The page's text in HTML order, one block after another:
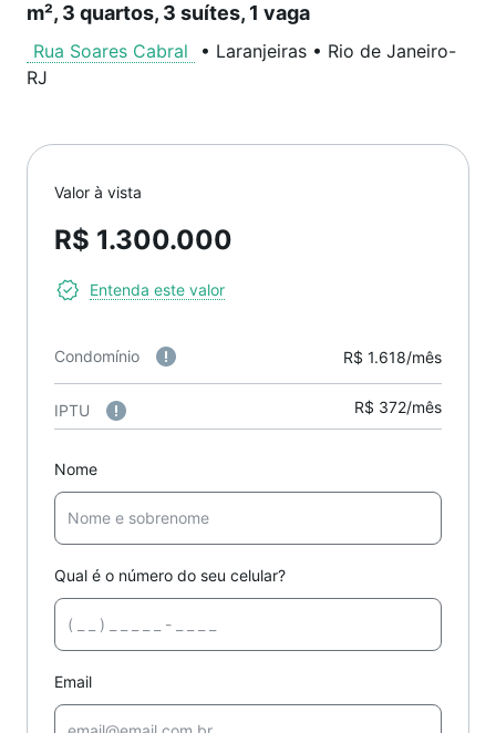
m², 3 quartos, 3 suítes, 1 vaga
Rua Soares Cabral • Laranjeiras • Rio de Janeiro-
RJ
Valor à vista
R$ 1.300.000
Entenda este valor
Condomínio R$ 1.618/mês
IPTU R$ 372/mês
Nome
Qual é o número do seu celular?
Email